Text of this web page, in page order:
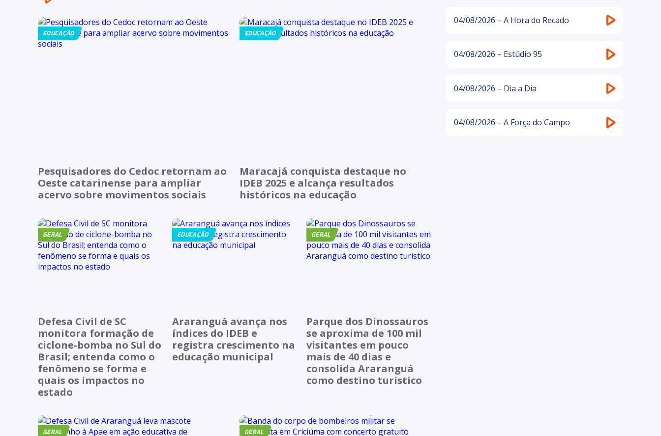
EDUCAÇÃO
Pesquisadores do Cedoc retornam ao
Oeste catarinense para ampliar
acervo sobre movimentos sociais
EDUCAÇÃO
Maracajá conquista destaque no
IDEB 2025 e alcança resultados
históricos na educação
GERAL
Defesa Civil de SC
monitora formação de
ciclone-bomba no Sul do
Brasil; entenda como o
fenômeno se forma e
quais os impactos no
estado
EDUCAÇÃO
Araranguá avança nos
índices do IDEB e
registra crescimento na
educação municipal
GERAL
Parque dos Dinossauros
se aproxima de 100 mil
visitantes em pouco
mais de 40 dias e
consolida Araranguá
como destino turístico
GERAL GERAL
04/08/2026 – A Hora do Recado
04/08/2026 – Estúdio 95
04/08/2026 – Dia a Dia
04/08/2026 – A Força do Campo